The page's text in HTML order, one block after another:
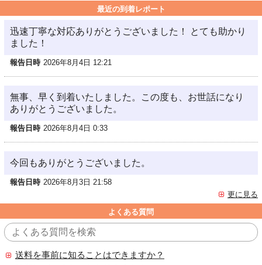
最近の到着レポート
迅速丁寧な対応ありがとうございました！ とても助かり
ました！
報告日時 2026年8月4日 12:21
無事、早く到着いたしました。この度も、お世話になり
ありがとうございました。
報告日時 2026年8月4日 0:33
今回もありがとうございました。
報告日時 2026年8月3日 21:58
更に見る
よくある質問
送料を事前に知ることはできますか？